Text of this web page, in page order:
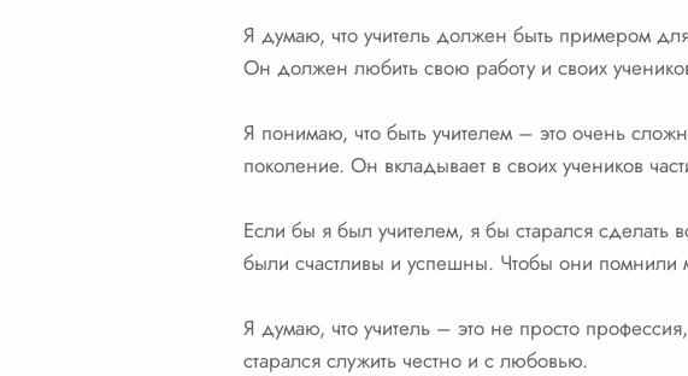
Я думаю, что учитель должен быть примером
Он должен любить свою работу и своих
Я понимаю, что быть учителем – это очень
поколение. Он вкладывает в своих учеников
Если бы я был учителем, я бы старался
были счастливы и успешны. Чтобы они помнили
Я думаю, что учитель – это не просто
старался служить честно и с любовью.